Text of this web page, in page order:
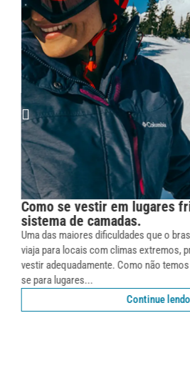
O que é roupa térmica e
Descubra!
Você sabe o que é a roupa térmica e
las no seu cotidiano? Essa é uma
de muitas pessoas. O questionamento...
Continue lendo